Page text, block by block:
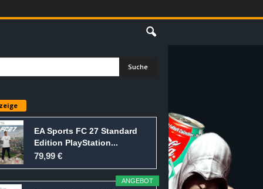
EA Sports FC 27 Standard
Edition PlayStation...
79,99 €
ANGEBOT